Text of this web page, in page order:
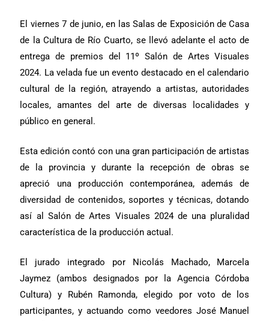
El viernes 7 de junio, en las Salas de Exposición de Casa
de la Cultura de Río Cuarto, se llevó adelante el acto de
entrega de premios del 11º Salón de Artes Visuales
2024. La velada fue un evento destacado en el calendario
cultural de la región, atrayendo a artistas, autoridades
locales, amantes del arte de diversas localidades y
público en general.
Esta edición contó con una gran participación de artistas
de la provincia y durante la recepción de obras se
apreció una producción contemporánea, además de
diversidad de contenidos, soportes y técnicas, dotando
así al Salón de Artes Visuales 2024 de una pluralidad
característica de la producción actual.
El jurado integrado por Nicolás Machado, Marcela
Jaymez (ambos designados por la Agencia Córdoba
Cultura) y Rubén Ramonda, elegido por voto de los
participantes, y actuando como veedores José Manuel